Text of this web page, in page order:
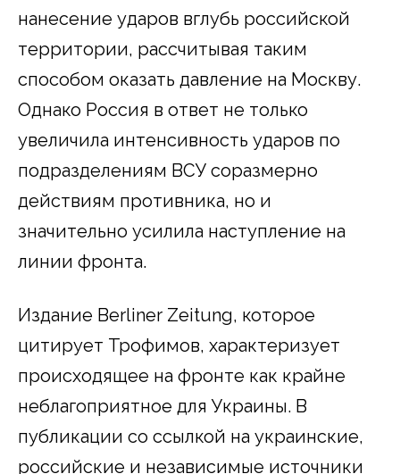
нанесение ударов вглубь российской
территории, рассчитывая таким
способом оказать давление на Москву.
Однако Россия в ответ не только
увеличила интенсивность ударов по
подразделениям ВСУ соразмерно
действиям противника, но и
значительно усилила наступление на
линии фронта.
Издание Berliner Zeitung, которое
цитирует Трофимов, характеризует
происходящее на фронте как крайне
неблагоприятное для Украины. В
публикации со ссылкой на украинские,
российские и независимые источники